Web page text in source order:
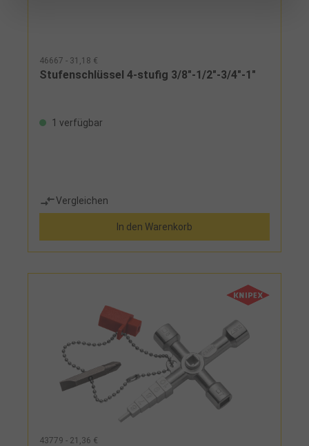
46667 - 31,18 €
Stufenschlüssel 4-stufig 3/8"-1/2"-3/4"-1"
1 verfügbar
Vergleichen
In den Warenkorb
43779 - 21,36 €